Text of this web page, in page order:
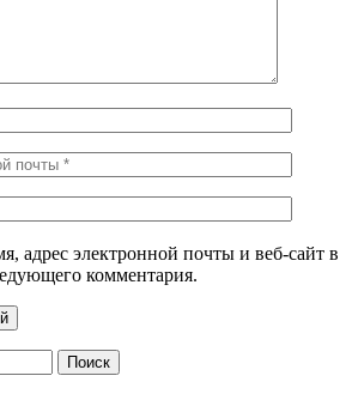
адрес электронной почты и веб-сайт в
комментария.